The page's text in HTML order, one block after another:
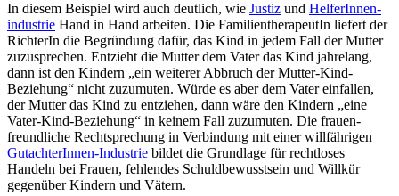
In diesem Beispiel wird auch deutlich, wie Justiz und HelferInnen­
industrie Hand in Hand arbeiten. Die Familien­therapeutIn liefert der
RichterIn die Begründung dafür, das Kind in jedem Fall der Mutter
zuzusprechen. Entzieht die Mutter dem Vater das Kind jahrelang,
dann ist den Kindern „ein weiterer Abbruch der Mutter-Kind-
Beziehung“ nicht zuzumuten. Würde es aber dem Vater einfallen,
der Mutter das Kind zu entziehen, dann wäre den Kindern „eine
Vater-Kind-Beziehung“ in keinem Fall zuzumuten. Die frauen­
freundliche Recht­sprechung in Verbindung mit einer willfährigen
GutachterInnen-Industrie bildet die Grundlage für rechtloses
Handeln bei Frauen, fehlendes Schuld­bewusst­sein und Willkür
gegenüber Kindern und Vätern.